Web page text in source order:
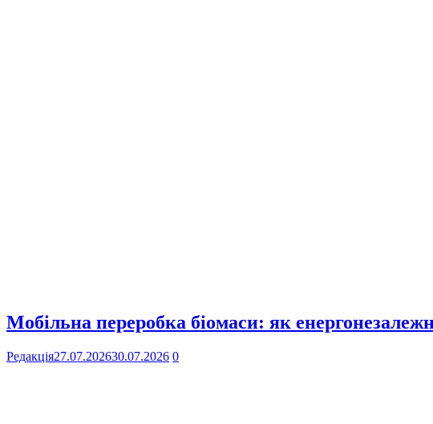
Мобільна переробка біомаси: як
Редакція27.07.202630.07.2026 0